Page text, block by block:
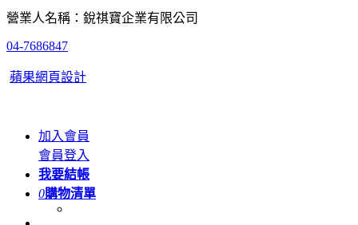
營業人名稱：銳祺寶企業有限公司
04-7686847
蘋果網頁設計
加入會員
會員登入
我要結帳
0購物清單